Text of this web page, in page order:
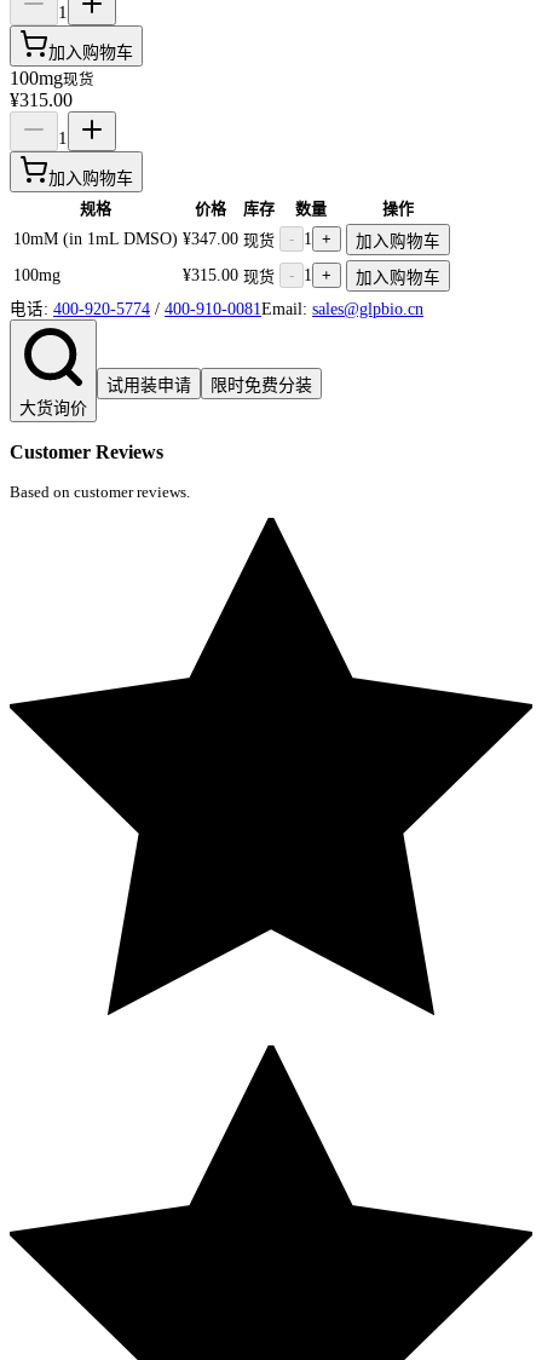
1
加入购物车
100mg现货
¥315.00
1
加入购物车
规格 价格 库存 数量
操作
10mM (in 1mL DMSO) ¥347.00 现货 - 1 +
加入购物车
100mg
¥315.00 现货 - 1 +
加入购物车
电话: 400-920-5774 / 400-910-0081 Email: sales@glpbio.cn
大货询价
试用装申请 限时免费分装
Customer Reviews
Based on customer reviews.